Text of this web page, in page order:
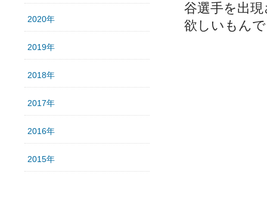
2020年
2019年
2018年
2017年
2016年
2015年
谷選手を出
欲しいもん